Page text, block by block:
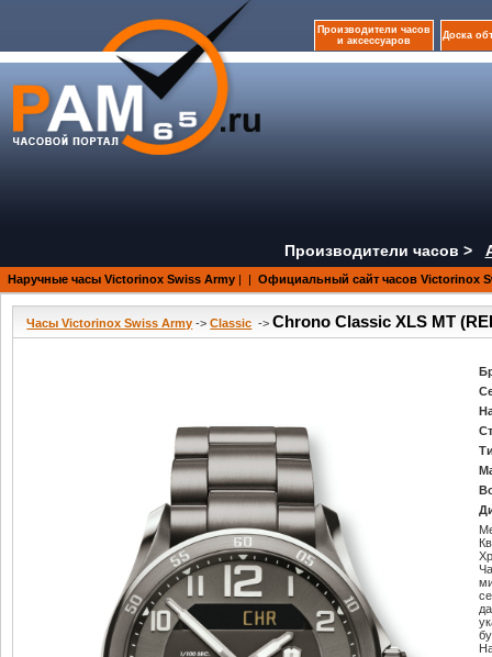
Производители часов
и аксессуаров
Доска
Производители часов >
Наручные часы Victorinox Swiss Army | | Официальный сайт часов Victorinox
Часы Victorinox Swiss Army ->Classic ->Chrono Classic XLS MT